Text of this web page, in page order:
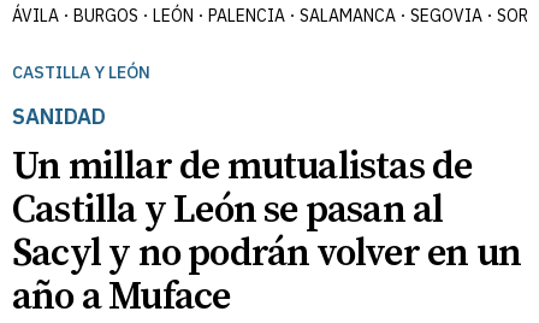
ÁVILA BURGOS LEÓN PALENCIA SALAMANCA SEGOVIA
CASTILLA Y LEÓN
SANIDAD
Un millar de mutualistas de
Castilla y León se pasan al
Sacyl y no podrán volver en un
año a Muface